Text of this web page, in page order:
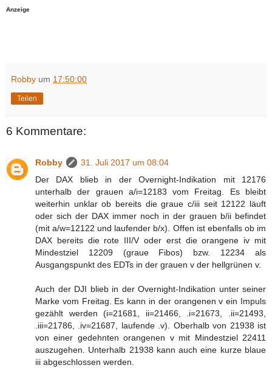
Anzeige
Robby um 17:50:00
Teilen
6 Kommentare:
Robby
31. Juli 2017 um 08:04
Der DAX blieb in der Overnight-Indikation mit 12176
unterhalb der grauen a/i=12183 vom Freitag. Es bleibt
weiterhin unklar ob bereits die graue c/iii seit 12122 läuft
oder sich der DAX immer noch in der grauen b/ii befindet
(mit a/w=12122 und laufender b/x). Offen ist ebenfalls ob im
DAX bereits die rote III/V oder erst die orangene iv mit
Mindestziel 12209 (graue Fibos) bzw. 12234 als
Ausgangspunkt des EDTs in der grauen v der hellgrünen v.
Auch der DJI blieb in der Overnight-Indikation unter seiner
Marke vom Freitag. Es kann in der orangenen v ein Impuls
gezählt werden (i=21681, ii=21466, .i=21673, .ii=21493,
.iii=21786, .iv=21687, laufende .v). Oberhalb von 21938 ist
von einer gedehnten orangenen v mit Mindestziel 22411
auszugehen. Unterhalb 21938 kann auch eine kurze blaue
iii abgeschlossen werden.